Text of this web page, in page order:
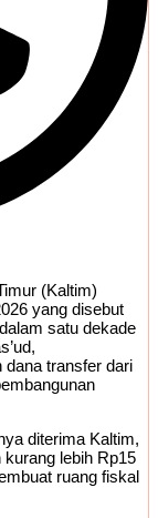
(Kaltim)
yang disebut
satu dekade
dana transfer dari
diterima Kaltim,
lebih Rp15
ruang fiskal